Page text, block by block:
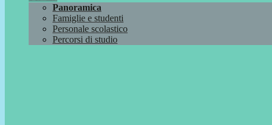
Panoramica
Famiglie e studenti
Personale scolastico
Percorsi di studio